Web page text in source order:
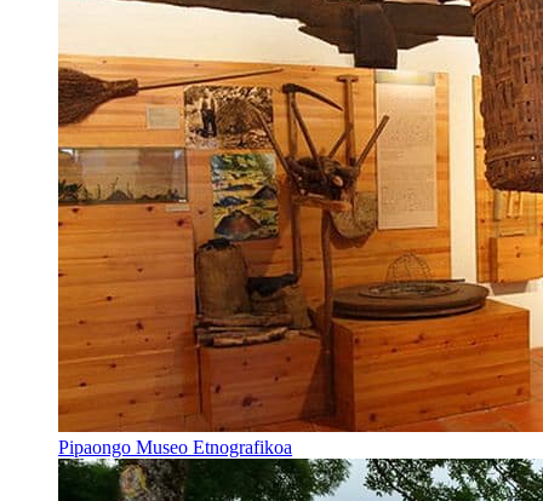
Pipaongo Museo Etnografikoa